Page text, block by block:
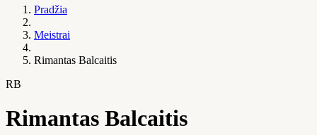
Pradžia
Meistrai
Rimantas Balcaitis
RB
Rimantas Balcaitis